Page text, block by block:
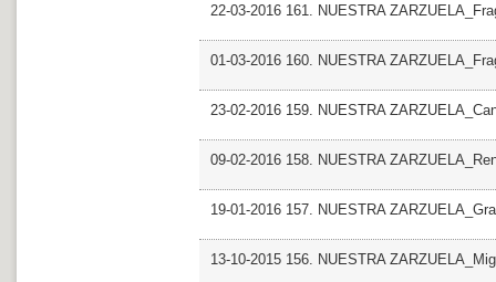
22-03-2016 161. NUESTRA
01-03-2016 160. NUESTRA
23-02-2016 159. NUESTRA
09-02-2016 158. NUESTRA
19-01-2016 157. NUESTRA
13-10-2015 156. NUESTRA